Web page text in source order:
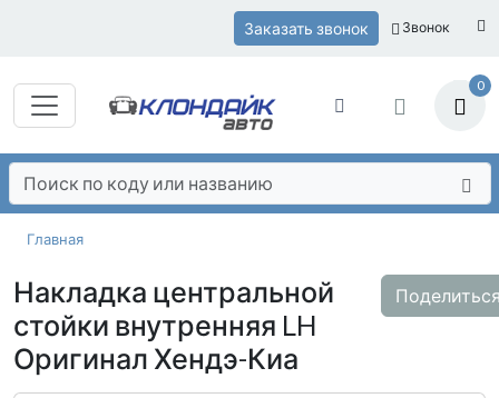
Заказать звонок Звонок
0
Главная
Накладка центральной
стойки внутренняя LH
Оригинал Хендэ-Киа